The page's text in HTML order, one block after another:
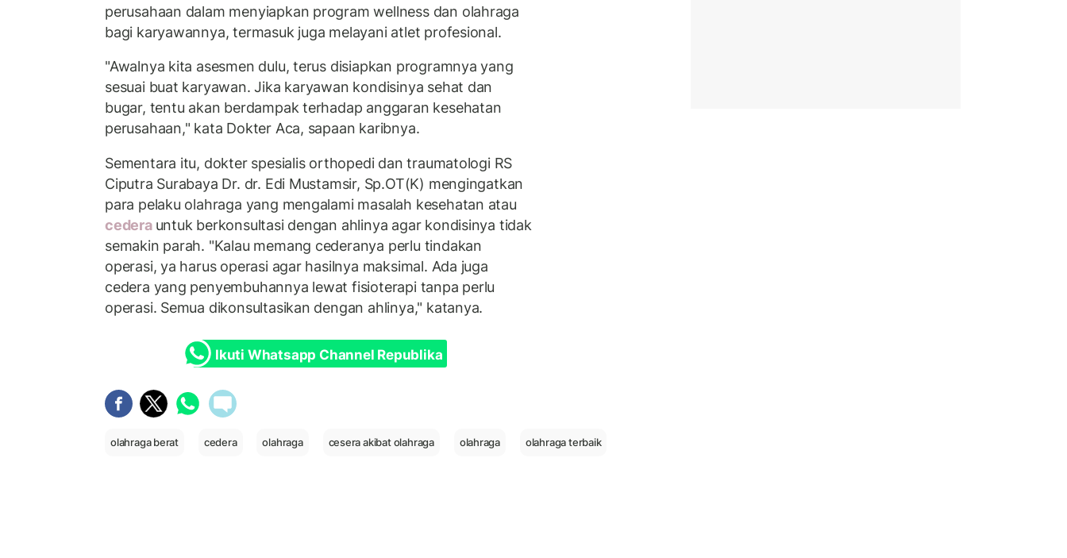
perusahaan dalam menyiapkan program wellness dan olahraga
bagi karyawannya, termasuk juga melayani atlet profesional.
"Awalnya kita asesmen dulu, terus disiapkan programnya yang
sesuai buat karyawan. Jika karyawan kondisinya sehat dan
bugar, tentu akan berdampak terhadap anggaran kesehatan
perusahaan," kata Dokter Aca, sapaan karibnya.
Sementara itu, dokter spesialis orthopedi dan traumatologi RS
Ciputra Surabaya Dr. dr. Edi Mustamsir, Sp.OT(K) mengingatkan
para pelaku olahraga yang mengalami masalah kesehatan atau
cedera untuk berkonsultasi dengan ahlinya agar kondisinya tidak
semakin parah. "Kalau memang cederanya perlu tindakan
operasi, ya harus operasi agar hasilnya maksimal. Ada juga
cedera yang penyembuhannya lewat fisioterapi tanpa perlu
operasi. Semua dikonsultasikan dengan ahlinya," katanya.
Ikuti Whatsapp Channel Republika
olahraga berat cedera olahraga cesera akibat olahraga olahraga olahraga terbaik